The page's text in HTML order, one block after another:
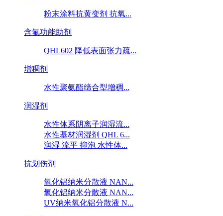
粉末涂料抗黄变剂 抗氧...
含氟功能助剂
QHL602 降低表面张力疏...
增稠剂
水性聚氨酯缔合型增稠...
润湿剂
水性体系阴离子润湿流...
水性基材润湿剂 QHL 6...
润湿 流平 抑泡 水性体...
抗划伤剂
氧化铝纳米分散液 NAN...
氧化铝纳米分散液 NAN...
UV纳米氧化铝分散液 N...